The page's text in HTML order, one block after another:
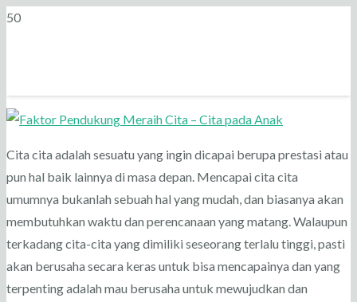
Cita cita adalah sesuatu yang ingin dicapai berupa prestasi atau
pun hal baik lainnya di masa depan. Mencapai cita cita
umumnya bukanlah sebuah hal yang mudah, dan biasanya akan
membutuhkan waktu dan perencanaan yang matang. Walaupun
terkadang cita-cita yang dimiliki seseorang terlalu tinggi, pasti
akan berusaha secara keras untuk bisa mencapainya dan yang
terpenting adalah mau berusaha untuk mewujudkan dan